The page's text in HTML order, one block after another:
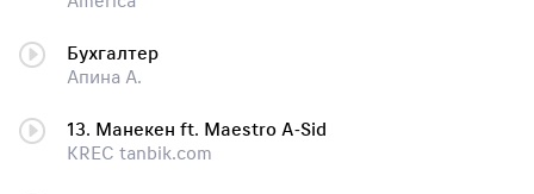
Бухгалтер
Апина А.
13. Манекен ft. Maestro A-Sid
KREC tanbik.com